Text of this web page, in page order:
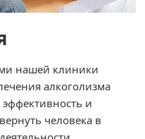
нашей клиники
алкоголизма
и
человека в